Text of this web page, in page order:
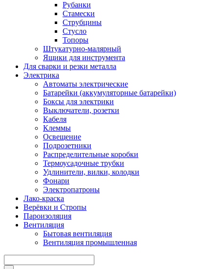
Рубанки
Стамески
Струбцины
Стусло
Топоры
Штукатурно-малярный
Ящики для инструмента
Для сварки и резки металла
Электрика
Автоматы электрические
Батарейки (аккумуляторные батарейки)
Боксы для электрики
Выключатели, розетки
Кабеля
Клеммы
Освещение
Подрозетники
Распределительные коробки
Термоусадочные трубки
Удлинители, вилки, колодки
Фонари
Электропатроны
Лако-краска
Верёвки и Стропы
Пароизоляция
Вентиляция
Бытовая вентиляция
Вентиляция промышленная